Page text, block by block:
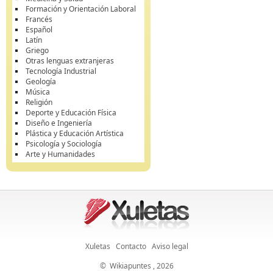
Formación y Orientación Laboral
Francés
Español
Latín
Griego
Otras lenguas extranjeras
Tecnología Industrial
Geología
Música
Religión
Deporte y Educación Física
Diseño e Ingeniería
Plástica y Educación Artística
Psicología y Sociología
Arte y Humanidades
Xuletas Contacto Aviso legal
© Wikiapuntes , 2026